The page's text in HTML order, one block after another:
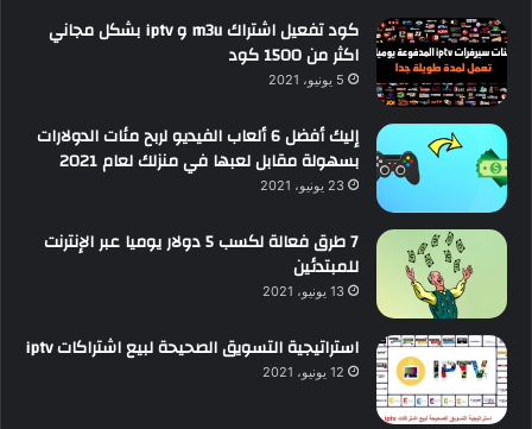
كود تفعيل اشتراك m3u و iptv بشكل مجاني
اكثر من 1500 كود
5 يونيو، 2021
إليك أفضل 6 ألعاب الفيديو لربح مئات الدولارات
بسهولة مقابل لعبها في منزلك لعام 2021
23 يونيو، 2021
7 طرق فعالة لكسب 5 دولار يوميا عبر الإنترنت
للمبتدئين
13 يونيو، 2021
استراتيجية التسويق الصحيحة لبيع اشتراكات iptv
12 يونيو، 2021